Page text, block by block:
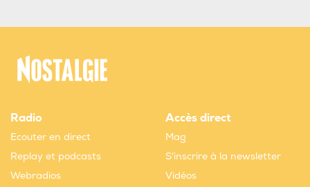
Radio
Ecouter en direct
Replay et podcasts
Webradios
Accès direct
Mag
S'inscrire à la newsletter
Vidéos